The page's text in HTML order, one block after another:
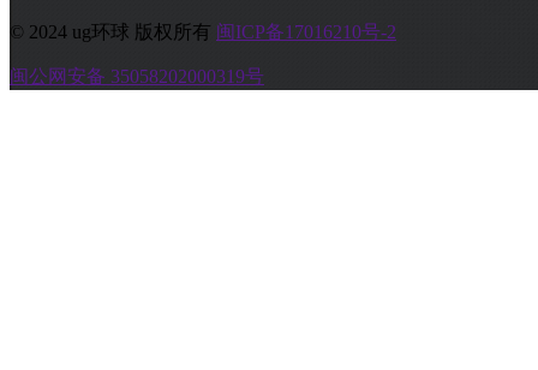
© 2024 ug环球 版权所有 闽ICP备17016210号-2
闽公网安备 35058202000319号